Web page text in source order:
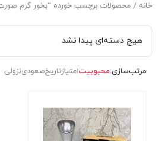
خانه / محصولات برچسب خورده “بخور گرم صورت
هیچ دسته‌ای پیدا نشد
مرتب‌سازی:محبوبیتامتیازتاریخصعودینزولی